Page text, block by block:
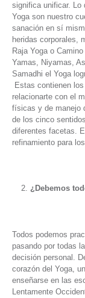
significa unificar. Lo
Yoga son nuestro
sanación en sí
heridas corporales,
Raja Yoga o
Yamas, Niyamas,
Samadhi el Yoga
Estas contienen
relacionarte con el
físicas y de manejo
de los cinco
diferentes facetas.
refinamiento para
¿Debemos
Todos podemos
pasando por todas
decisión personal.
corazón del Yoga,
enseñarse en las
Lentamente